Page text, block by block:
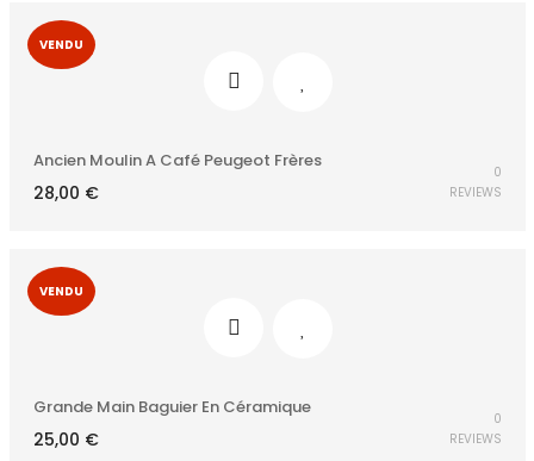
VENDU
Ancien Moulin A Café Peugeot Frères
28,00 €
0
REVIEWS
VENDU
Grande Main Baguier En Céramique
25,00 €
0
REVIEWS